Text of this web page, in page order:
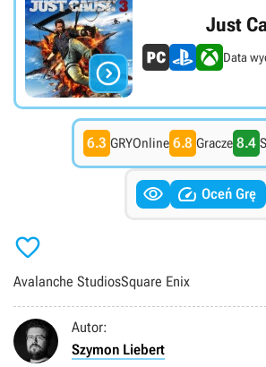

Just
Data
6.3 GRYOnline 6.8 Gracze 8.4
  Oceń Grę

Avalanche StudiosSquare Enix
Autor:
Szymon Liebert